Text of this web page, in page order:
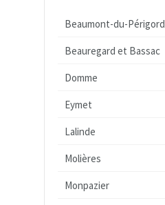
Beaumont-du-Périgord
Beauregard et Bassac
Domme
Eymet
Lalinde
Molières
Monpazier